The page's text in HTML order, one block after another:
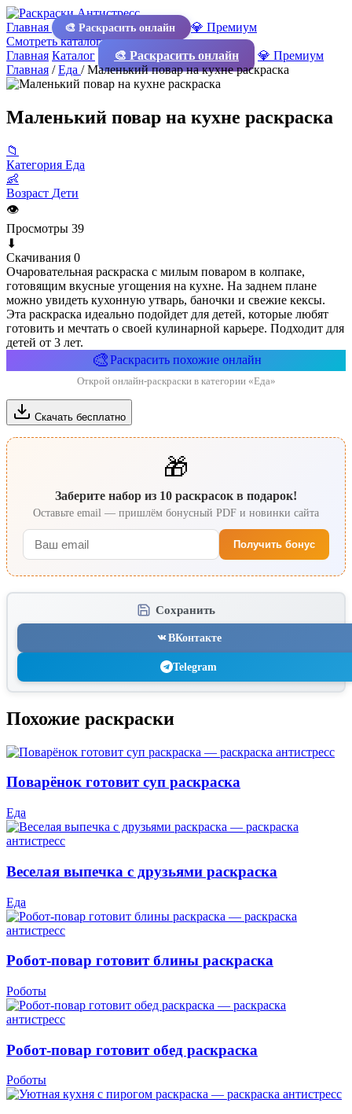
Главная 🎨 Раскрасить онлайн
💎 Премиум
Смотреть каталог
Главная Каталог 🎨 Раскрасить онлайн
💎 Премиум
Главная /Еда /Маленький повар на кухне раскраска
Маленький повар на кухне раскраска
📁
Категория Еда
👶
Возраст Дети
👁
Просмотры 39
⬇
Скачивания 0
Очаровательная раскраска с милым поваром в колпаке,
готовящим вкусные угощения на кухне. На заднем плане
можно увидеть кухонную утварь, баночки и свежие кексы.
Эта раскраска идеально подойдет для детей, которые любят
готовить и мечтать о своей кулинарной карьере. Подходит для
детей от 3 лет.
🎨Раскрасить похожие онлайн
Открой онлайн-раскраски в категории «Еда»
Скачать бесплатно
🎁
Заберите набор из 10 раскрасок в подарок!
Оставьте email — пришлём бонусный PDF и новинки сайта
Получить бонус
Сохранить
ВКонтакте
Telegram
Похожие раскраски
Поварёнок готовит суп раскраска
Еда
Веселая выпечка с друзьями раскраска
Еда
Робот-повар готовит блины раскраска
Роботы
Робот-повар готовит обед раскраска
Роботы